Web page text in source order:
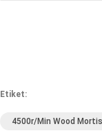
Etiket:
4500r/min Wood